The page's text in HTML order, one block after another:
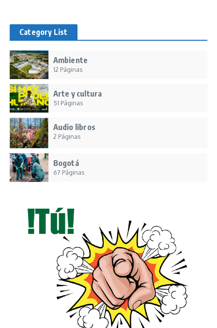
Category List
Ambiente
12 Páginas
Arte y cultura
51 Páginas
Audio libros
2 Páginas
Bogotá
67 Páginas